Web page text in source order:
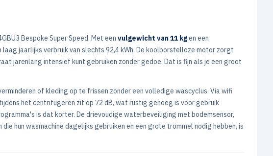
Bespoke Super Speed. Met een vulgewicht van 11 kgen een
jaarlijks verbruik van slechts 92,4 kWh. De koolborstelloze motor zorgt
jarenlang intensief kunt gebruiken zonder gedoe. Dat is fijn als je een groot
of kleding op te frissen zonder een volledige wascyclus. Via wifi
het centrifugeren zit op 72 dB, wat rustig genoeg is voor gebruik
is dat korter. De drievoudige waterbeveiliging met bodemsensor,
hun wasmachine dagelijks gebruiken en een grote trommel nodig hebben, is